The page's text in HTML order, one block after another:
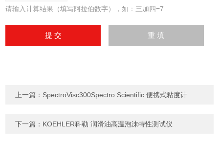
请输入计算结果（填写阿拉伯数字），如：三加四=7
上一篇： SpectroVisc300Spectro Scientific 便携式粘度计
下一篇： KOEHLER科勒 润滑油高温泡沫特性测试仪